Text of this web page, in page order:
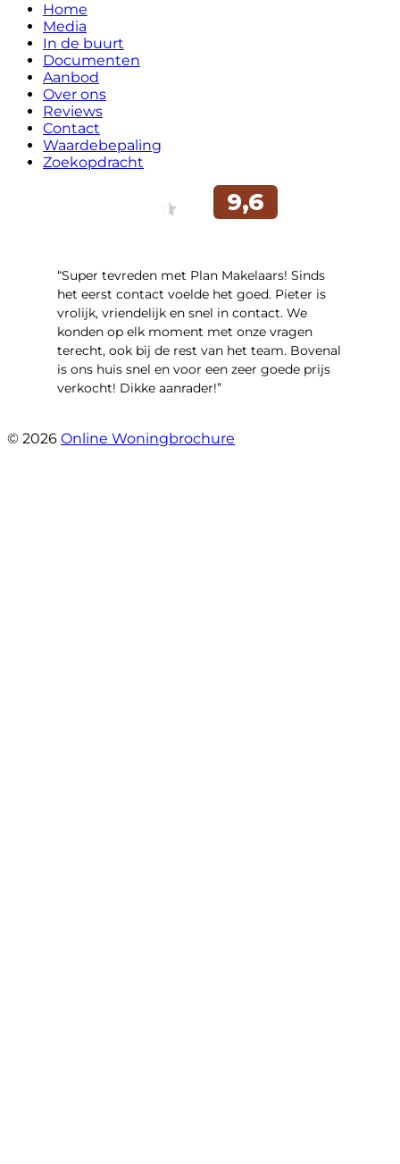
Home
Media
In de buurt
Documenten
Aanbod
Over ons
Reviews
Contact
Waardebepaling
Zoekopdracht
“Super tevreden met Plan Makelaars! Sinds
het eerst contact voelde het goed. Pieter is
vrolijk, vriendelijk en snel in contact. We
konden op elk moment met onze vragen
terecht, ook bij de rest van het team. Bovenal
is ons huis snel en voor een zeer goede prijs
verkocht! Dikke aanrader!”
© 2026 Online Woningbrochure